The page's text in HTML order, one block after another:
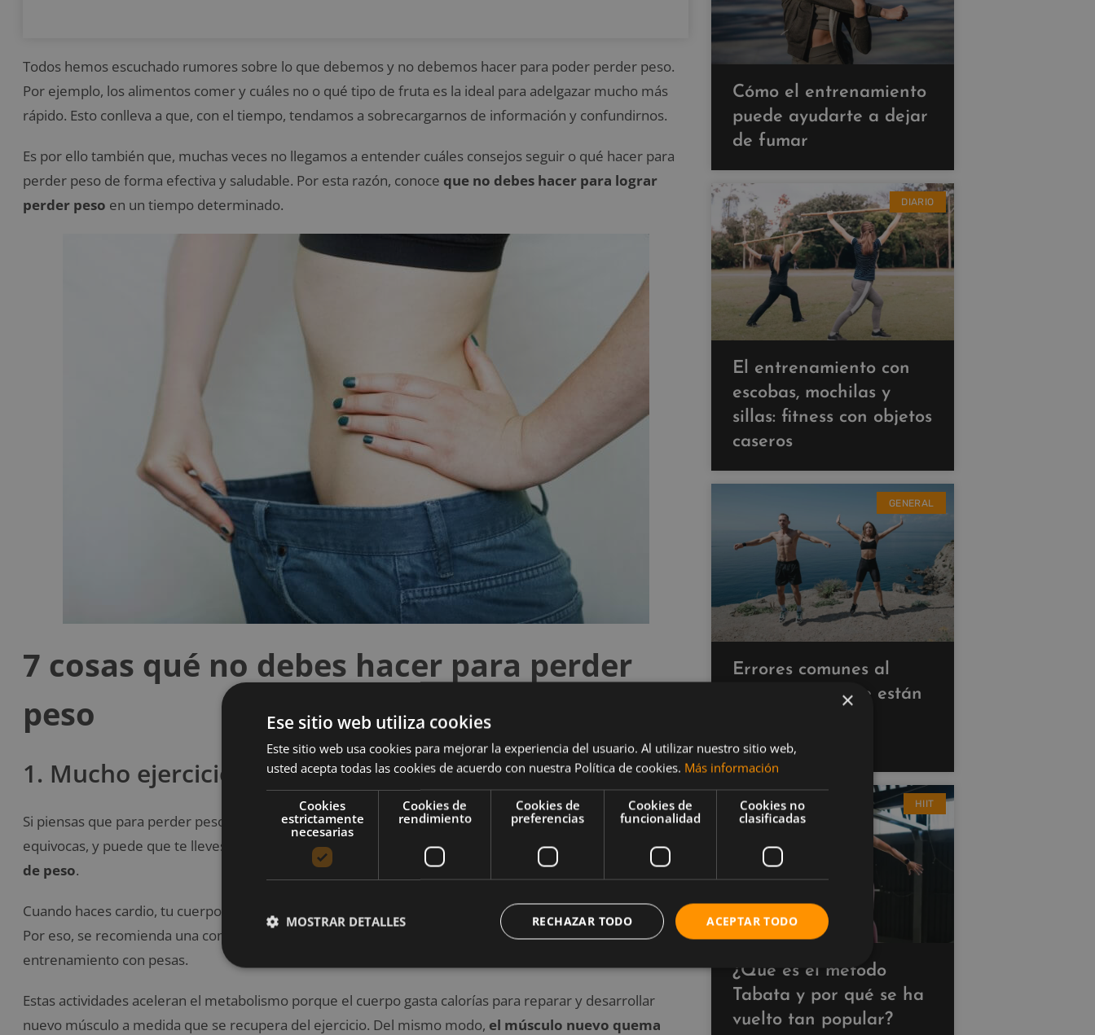
Todos hemos escuchado rumores sobre lo que debemos y no debemos hacer para poder perder peso.
Por ejemplo, los alimentos comer y cuáles no o qué tipo de fruta es la ideal para adelgazar mucho más
rápido. Esto conlleva a que, con el tiempo, tendamos a sobrecargarnos de información y confundirnos.
Es por ello también que, muchas veces no llegamos a entender cuáles consejos seguir o qué hacer para
perder peso de forma efectiva y saludable. Por esta razón, conoce que no debes hacer para lograr
perder peso en un tiempo determinado.
7 cosas qué no debes hacer para perder
peso
1. Mucho ejercicio cardiovascular
Si piensas que para perder peso debes pasar horas en la cinta de correr o haciendo spinning
equivocas, y puede que te lleves una gran sorpresa, ya que éstano es una forma efectiva para bajar
de peso.
Cuando haces cardio, tu cuerpo reduce la velocidad de tu metabolismo para conservar energía (calorías).
Por eso, se recomienda una combinación de entrenamiento por
intervalos de altay baja intensidad y
entrenamiento con pesas.
Estas actividades aceleran el metabolismo porque el cuerpo gasta calorías para reparar y desarrollar
nuevo músculo a medida que se recupera del ejercicio. Del mismo modo, el músculo nuevo quema
Cómo el entrenamiento
puede ayudarte a dejar
de fumar
DIARIO
El entrenamiento con
escobas, mochilas y
sillas: fitness con objetos
caseros
GENERAL
Errores comunes al
hacer cardio que están
resultados
HIIT
¿Qué es el método
Tabata y por qué se ha
vuelto tan popular?
×
Ese sitio web utiliza cookies
Este sitio web usa cookies para mejorar la experiencia del usuario. Al utilizar nuestro sitio web,
usted acepta todas las cookies de acuerdo con nuestra Política de cookies. Más información
Cookies
estrictamente
necesarias
Cookies de
rendimiento
Cookies de
preferencias
Cookies de
funcionalidad
Cookies no
clasificadas
ACEPTAR TODO
RECHAZAR TODO
MOSTRAR DETALLES